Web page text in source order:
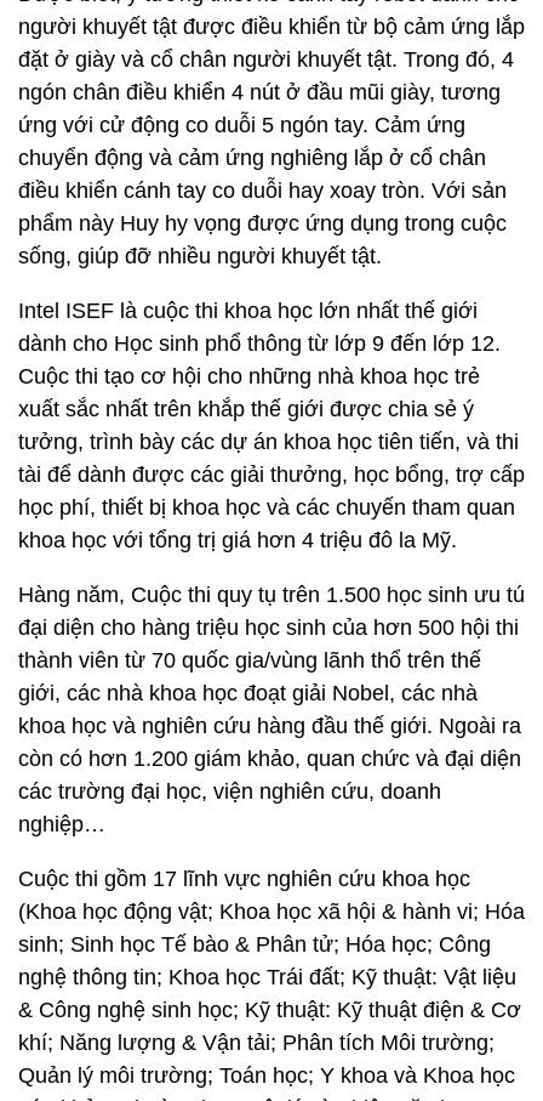
người khuyết tật được điều khiển từ bộ cảm ứng lắp
đặt ở giày và cổ chân người khuyết tật. Trong đó, 4
ngón chân điều khiển 4 nút ở đầu mũi giày, tương
ứng với cử động co duỗi 5 ngón tay. Cảm ứng
chuyển động và cảm ứng nghiêng lắp ở cổ chân
điều khiển cánh tay co duỗi hay xoay tròn. Với sản
phẩm này Huy hy vọng được ứng dụng trong cuộc
sống, giúp đỡ nhiều người khuyết tật.
Intel ISEF là cuộc thi khoa học lớn nhất thế giới
dành cho Học sinh phổ thông từ lớp 9 đến lớp 12.
Cuộc thi tạo cơ hội cho những nhà khoa học trẻ
xuất sắc nhất trên khắp thế giới được chia sẻ ý
tưởng, trình bày các dự án khoa học tiên tiến, và thi
tài để dành được các giải thưởng, học bổng, trợ cấp
học phí, thiết bị khoa học và các chuyến tham quan
khoa học với tổng trị giá hơn 4 triệu đô la Mỹ.
Hàng năm, Cuộc thi quy tụ trên 1.500 học sinh ưu tú
đại diện cho hàng triệu học sinh của hơn 500 hội thi
thành viên từ 70 quốc gia/vùng lãnh thổ trên thế
giới, các nhà khoa học đoạt giải Nobel, các nhà
khoa học và nghiên cứu hàng đầu thế giới. Ngoài ra
còn có hơn 1.200 giám khảo, quan chức và đại diện
các trường đại học, viện nghiên cứu, doanh
nghiệp…
Cuộc thi gồm 17 lĩnh vực nghiên cứu khoa học
(Khoa học động vật; Khoa học xã hội & hành vi; Hóa
sinh; Sinh học Tế bào & Phân tử; Hóa học; Công
nghệ thông tin; Khoa học Trái đất; Kỹ thuật: Vật liệu
& Công nghệ sinh học; Kỹ thuật: Kỹ thuật điện & Cơ
khí; Năng lượng & Vận tải; Phân tích Môi trường;
Quản lý môi trường; Toán học; Y khoa và Khoa học